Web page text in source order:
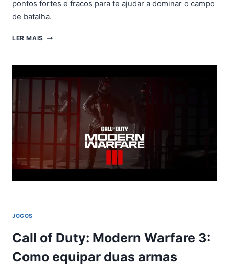
pontos fortes e fracos para te ajudar a dominar o campo
de batalha.
LER MAISMODERN
3:
COMO
OBTER
O
ACESSÓRIO
SLASH
(5ª
JOGOS
Call of Duty: Modern Warfare 3:
Como equipar duas armas